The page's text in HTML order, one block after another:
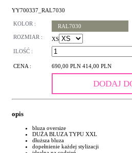
YY700337_RAL7030
KOLOR : RAL7030
ROZMIAR : XS
ILOŚĆ :
CENA : 690,00 PLN 414,00 PLN
DODAJ
opis
bluza oversize
DUŻA BLUZA TYPU XXL
dłuższa bluza
dopełnienie każdej stylizacji